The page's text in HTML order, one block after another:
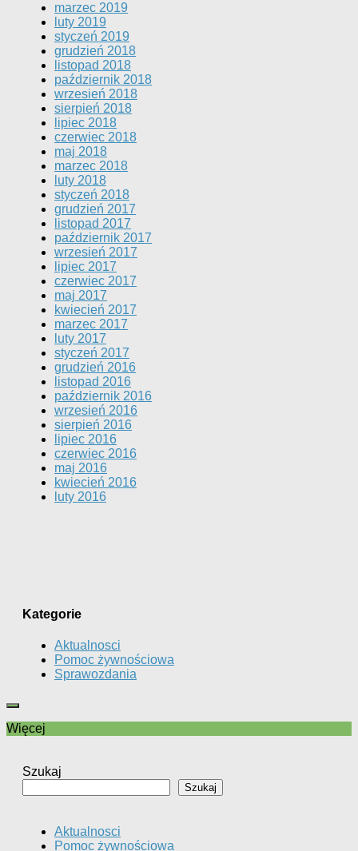
marzec 2019
luty 2019
styczeń 2019
grudzień 2018
listopad 2018
październik 2018
wrzesień 2018
sierpień 2018
lipiec 2018
czerwiec 2018
maj 2018
marzec 2018
luty 2018
styczeń 2018
grudzień 2017
listopad 2017
październik 2017
wrzesień 2017
lipiec 2017
czerwiec 2017
maj 2017
kwiecień 2017
marzec 2017
luty 2017
styczeń 2017
grudzień 2016
listopad 2016
październik 2016
wrzesień 2016
sierpień 2016
lipiec 2016
czerwiec 2016
maj 2016
kwiecień 2016
luty 2016
Kategorie
Aktualnosci
Pomoc żywnościowa
Sprawozdania
Więcej
Szukaj
Szukaj
Aktualnosci
Pomoc żywnościowa